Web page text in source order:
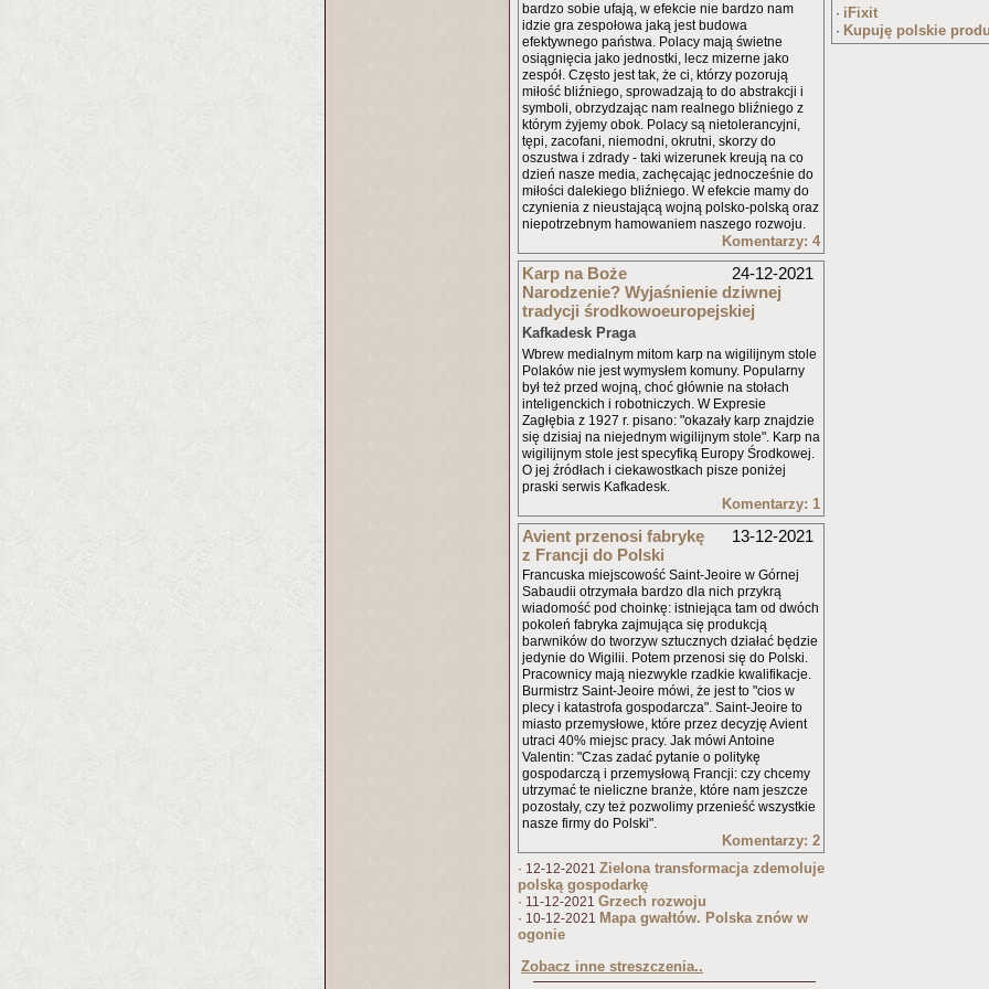
bardzo sobie ufają, w efekcie nie bardzo nam
idzie gra zespołowa jaką jest budowa
efektywnego państwa. Polacy mają świetne
osiągnięcia jako jednostki, lecz mizerne jako
zespół. Często jest tak, że ci, którzy pozorują
miłość bliźniego, sprowadzają to do abstrakcji i
symboli, obrzydzając nam realnego bliźniego z
którym żyjemy obok. Polacy są nietolerancyjni,
tępi, zacofani, niemodni, okrutni, skorzy do
oszustwa i zdrady - taki wizerunek kreują na co
dzień nasze media, zachęcając jednocześnie do
miłości dalekiego bliźniego. W efekcie mamy do
czynienia z nieustającą wojną polsko-polską oraz
niepotrzebnym hamowaniem naszego rozwoju.
Komentarzy: 4
24-12-2021
Karp na Boże
Narodzenie? Wyjaśnienie dziwnej
tradycji środkowoeuropejskiej
Kafkadesk Praga
Wbrew medialnym mitom karp na wigilijnym stole
Polaków nie jest wymysłem komuny. Popularny
był też przed wojną, choć głównie na stołach
inteligenckich i robotniczych. W Expresie
Zagłębia z 1927 r. pisano: "okazały karp znajdzie
się dzisiaj na niejednym wigilijnym stole". Karp na
wigilijnym stole jest specyfiką Europy Środkowej.
O jej źródłach i ciekawostkach pisze poniżej
praski serwis Kafkadesk.
Komentarzy: 1
13-12-2021
Avient przenosi fabrykę
z Francji do Polski
Francuska miejscowość Saint-Jeoire w Górnej
Sabaudii otrzymała bardzo dla nich przykrą
wiadomość pod choinkę: istniejąca tam od dwóch
pokoleń fabryka zajmująca się produkcją
barwników do tworzyw sztucznych działać będzie
jedynie do Wigilii. Potem przenosi się do Polski.
Pracownicy mają niezwykle rzadkie kwalifikacje.
Burmistrz Saint-Jeoire mówi, że jest to "cios w
plecy i katastrofa gospodarcza". Saint-Jeoire to
miasto przemysłowe, które przez decyzję Avient
utraci 40% miejsc pracy. Jak mówi Antoine
Valentin: "Czas zadać pytanie o politykę
gospodarczą i przemysłową Francji: czy chcemy
utrzymać te nieliczne branże, które nam jeszcze
pozostały, czy też pozwolimy przenieść wszystkie
nasze firmy do Polski".
Komentarzy: 2
· 12-12-2021 Zielona transformacja zdemoluje
polską gospodarkę
· 11-12-2021 Grzech rozwoju
· 10-12-2021 Mapa gwałtów. Polska znów w
ogonie
Zobacz inne streszczenia..
· iFixit
· Kupuję polskie